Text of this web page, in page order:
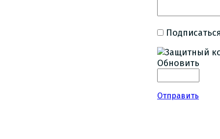
Обновить
Отправить